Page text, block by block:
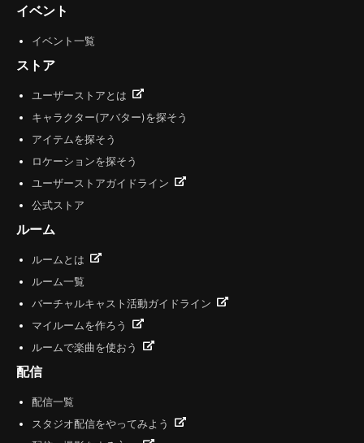
イベント
イベント一覧
ストア
ユーザーストアとは
キャラクター(アバター)を探そう
アイテムを探そう
ロケーションを探そう
ユーザーストアガイドライン
公式ストア
ルーム
ルームとは
ルーム一覧
バーチャルキャスト活動ガイドライン
マイルームを作ろう
ルームで楽曲を使おう
配信
配信一覧
スタジオ配信をやってみよう